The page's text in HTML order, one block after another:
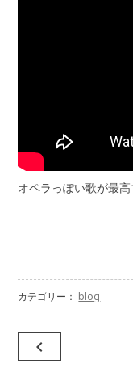
オペラっぽい歌が最高
カテゴリー： blog
投
稿
navigate_before